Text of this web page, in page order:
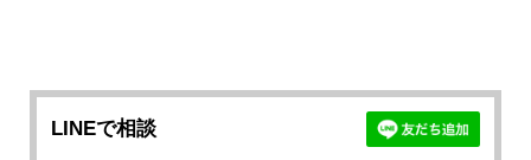
LINEで相談